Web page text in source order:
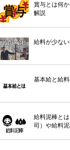
賞与とは何
解説
給料が少な
基本給と給
給料泥棒と
司）や給料